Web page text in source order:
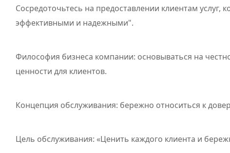
Сосредоточьтесь на предоставлении клиентам
эффективными и надежными".
Философия бизнеса компании: основываться на
ценности для клиентов.
Концепция обслуживания: бережно относиться к
Цель обслуживания: «Ценить каждого клиента и